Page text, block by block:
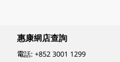
惠康網店查詢
電話:+852 3001 1299